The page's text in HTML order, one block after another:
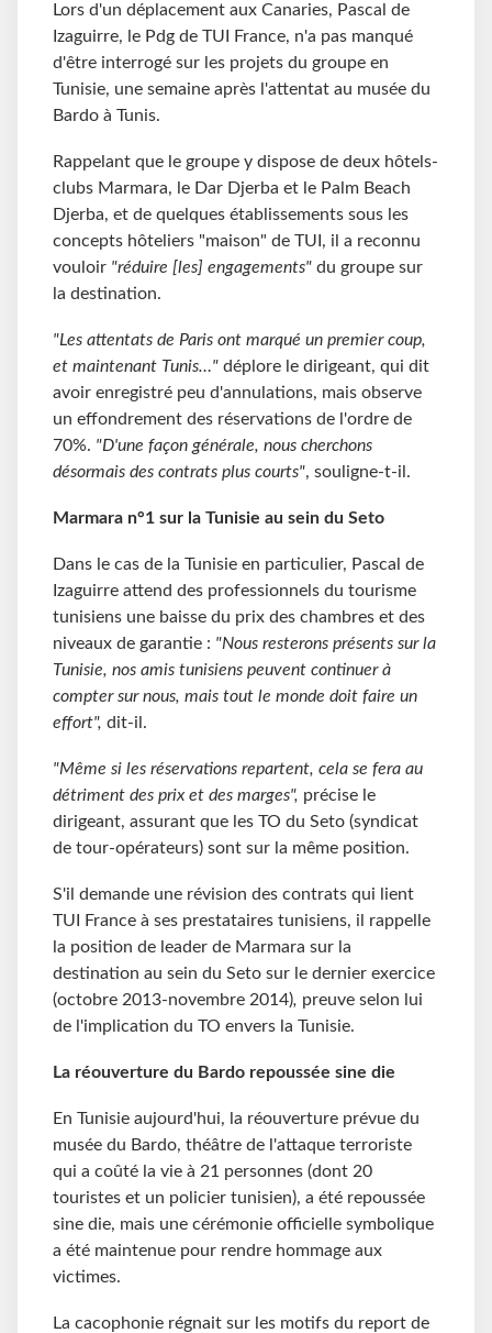
Lors d'un déplacement aux Canaries, Pascal de
Izaguirre, le Pdg de TUI France, n'a pas manqué
d'être interrogé sur les projets du groupe en
Tunisie, une semaine après l'attentat au musée du
Bardo à Tunis.
Rappelant que le groupe y dispose de deux hôtels-
clubs Marmara, le Dar Djerba et le Palm Beach
Djerba, et de quelques établissements sous les
concepts hôteliers "maison" de TUI, il a reconnu
vouloir "réduire [les] engagements" du groupe sur
la destination.
"Les attentats de Paris ont marqué un premier coup,
et maintenant Tunis…" déplore le dirigeant, qui dit
avoir enregistré peu d'annulations, mais observe
un effondrement des réservations de l'ordre de
70%. "D'une façon générale, nous cherchons
désormais des contrats plus courts", souligne-t-il.
Marmara n°1 sur la Tunisie au sein du Seto
Dans le cas de la Tunisie en particulier, Pascal de
Izaguirre attend des professionnels du tourisme
tunisiens une baisse du prix des chambres et des
niveaux de garantie : "Nous resterons présents sur la
Tunisie, nos amis tunisiens peuvent continuer à
compter sur nous, mais tout le monde doit faire un
effort", dit-il.
"Même si les réservations repartent, cela se fera au
détriment des prix et des marges", précise le
dirigeant, assurant que les TO du Seto (syndicat
de tour-opérateurs) sont sur la même position.
S'il demande une révision des contrats qui lient
TUI France à ses prestataires tunisiens, il rappelle
la position de leader de Marmara sur la
destination au sein du Seto sur le dernier exercice
(octobre 2013-novembre 2014), preuve selon lui
de l'implication du TO envers la Tunisie.
La réouverture du Bardo repoussée sine die
En Tunisie aujourd'hui, la réouverture prévue du
musée du Bardo, théâtre de l'attaque terroriste
qui a coûté la vie à 21 personnes (dont 20
touristes et un policier tunisien), a été repoussée
sine die, mais une cérémonie officielle symbolique
a été maintenue pour rendre hommage aux
victimes.
La cacophonie régnait sur les motifs du report de